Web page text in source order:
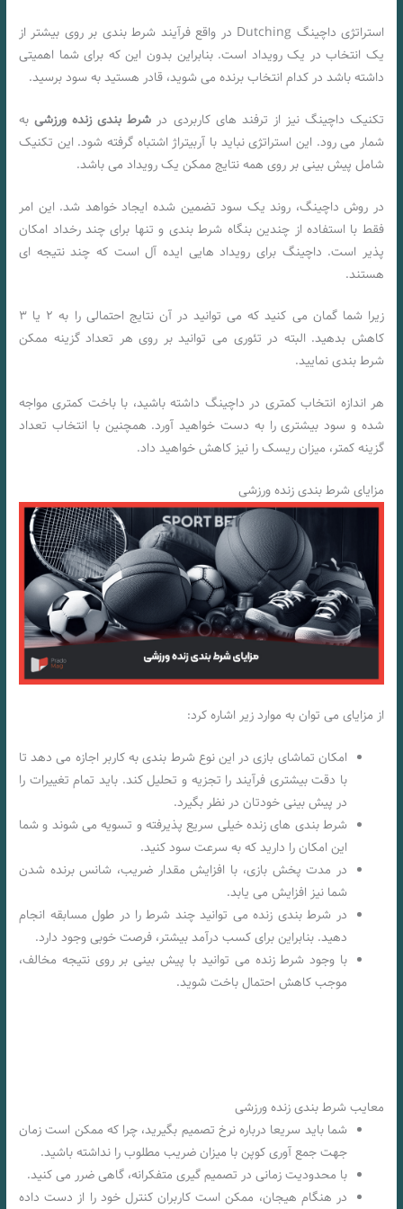
استراتژی داچینگ Dutching در واقع فرآیند شرط بندی بر روی بیشتر از
یک انتخاب در یک رویداد است. بنابراین بدون این که برای شما اهمیتی
داشته باشد در کدام انتخاب برنده می شوید، قادر هستید به سود برسید.
تکنیک داچینگ نیز از ترفند های کاربردی در شرط بندی زنده ورزشیبه
شمار می رود. این استراتژی نباید با آربیتراژ اشتباه گرفته شود. این تکنیک
شامل پیش بینی بر روی همه نتایج ممکن یک رویداد می باشد.
در روش داچینگ، روند یک سود تضمین شده ایجاد خواهد شد. این امر
فقط با استفاده از چندین بنگاه شرط بندی و تنها برای چند رخداد امکان
پذیر است. داچینگ برای رویداد هایی ایده آل است که چند نتیجه ‌ای
هستند.
زیرا شما گمان می ‌کنید که می ‌توانید در آن نتایج احتمالی را به ۲ یا ۳
کاهش بدهید. البته در تئوری می ‌توانید بر روی هر تعداد گزینه ممکن
شرط بندی نمایید.
هر اندازه انتخاب کمتری در داچینگ داشته باشید، با باخت کمتری مواجه
شده و سود بیشتری را به دست خواهید آورد. همچنین با انتخاب تعداد
گزینه کمتر، میزان ریسک را نیز کاهش خواهید داد.
مزایای شرط بندی زنده ورزشی
از مزایای می توان به موارد زیر اشاره کرد:
امکان تماشای بازی در این نوع شرط‌ بندی به کاربر اجازه می ‌دهد تا
با دقت بیشتری فرآیند را تجزیه و تحلیل کند. باید تمام تغییرات را
در پیش‌ بینی خودتان در نظر بگیرد.
شرط بندی های زنده خیلی سریع پذیرفته و تسویه می شوند و شما
این امکان را دارید که به سرعت سود کنید.
در مدت پخش بازی، با افزایش مقدار ضریب، شانس برنده شدن
شما نیز افزایش می یابد.
در شرط بندی زنده می توانید چند شرط را در طول مسابقه انجام
دهید. بنابراین برای کسب درآمد بیشتر، فرصت خوبی وجود دارد.
با وجود شرط زنده می توانید با پیش بینی بر روی نتیجه مخالف،
موجب کاهش احتمال باخت شوید.
معایب شرط بندی زنده ورزشی
شما باید سریعا درباره نرخ تصمیم بگیرید، چرا که ممکن است زمان
جهت جمع آوری کوپن با میزان ضریب مطلوب را نداشته باشید.
با محدودیت زمانی در تصمیم گیری متفکرانه، گاهی ضرر می کنید.
در هنگام هیجان، ممکن است کاربران کنترل خود را از دست داده